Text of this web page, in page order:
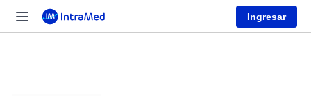
Ingresar